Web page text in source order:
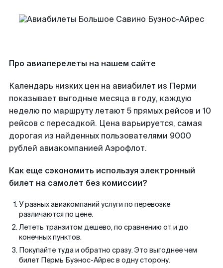
Про авиаперелеты на нашем сайте
Календарь низких цен на авиабилет из Перми
показывает выгодные месяца в году, каждую
неделю по маршруту летают 5 прямых рейсов и 10
рейсов с пересадкой. Цена варьируется, самая
дорогая из найденных пользователями 9000
рублей авиакомпанией Аэрофлот.
Как еще сэкономить используя электронный
билет на самолет без комиссии?
У разных авиакомпаний услуги по перевозке
различаются по цене.
Лететь транзитом дешево, по сравнению от и до
конечных пунктов.
Покупайте туда и обратно сразу. Это выгоднее чем
билет Пермь Буэнос-Айрес в одну сторону.